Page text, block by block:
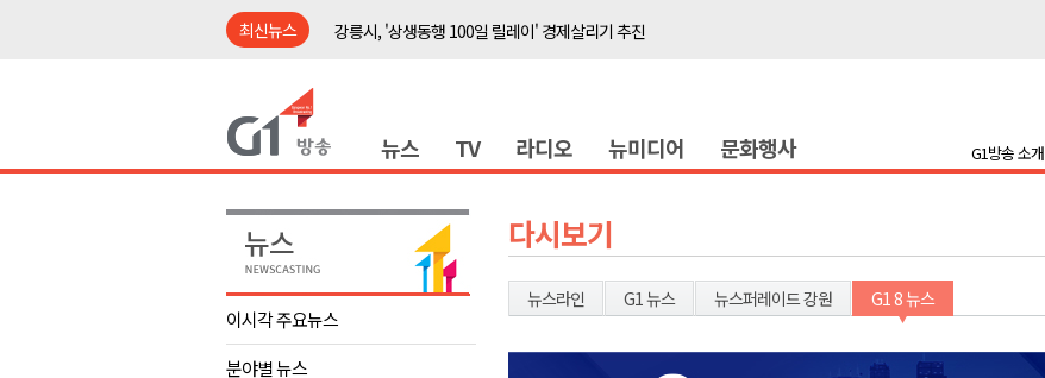
최신뉴스
강릉시, '상생동행 100일 릴레이' 경제살리기 추진
<강원랜드> 마카오 카지노 "복합리조트로 진화 중"
양양군, 소상공인 특례보증 2차 지원사업 시행
평창군 재해 예방 도로 시설물 정밀 안전 진단
동해시, '해군1함대로' 명예도로 4.1km 지정
뉴스 TV 라디오 뉴미디어 문화행사 G1방송 소개
이시각 주요뉴스
분야별 뉴스
다시보기
뉴스라인 G1 뉴스 뉴스퍼레이드 강원 G1 8 뉴스